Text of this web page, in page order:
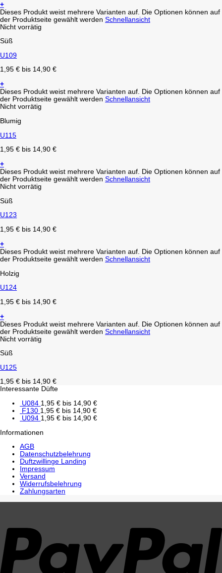
+
Dieses Produkt weist mehrere Varianten auf. Die Optionen können auf
der Produktseite gewählt werden Schnellansicht
Nicht vorrätig
Süß
U109
1,95 € bis 14,90 €
+
Dieses Produkt weist mehrere Varianten auf. Die Optionen können auf
der Produktseite gewählt werden Schnellansicht
Nicht vorrätig
Blumig
U115
1,95 € bis 14,90 €
+
Dieses Produkt weist mehrere Varianten auf. Die Optionen können auf
der Produktseite gewählt werden Schnellansicht
Nicht vorrätig
Süß
U123
1,95 € bis 14,90 €
+
Dieses Produkt weist mehrere Varianten auf. Die Optionen können auf
der Produktseite gewählt werden Schnellansicht
Holzig
U124
1,95 € bis 14,90 €
+
Dieses Produkt weist mehrere Varianten auf. Die Optionen können auf
der Produktseite gewählt werden Schnellansicht
Nicht vorrätig
Süß
U125
1,95 € bis 14,90 €
Interessante Düfte
U084 1,95 € bis 14,90 €
F130 1,95 € bis 14,90 €
U094 1,95 € bis 14,90 €
Informationen
AGB
Datenschutzbelehrung
Duftzwillinge Landing
Impressum
Versand
Widerrufsbelehrung
Zahlungsarten